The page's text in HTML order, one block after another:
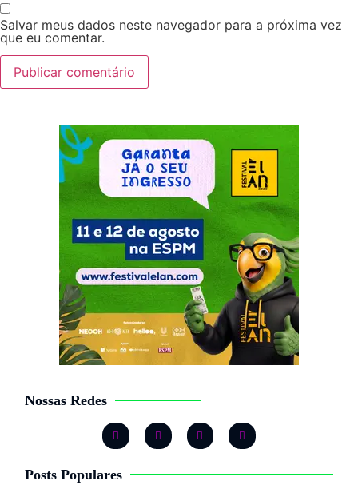
Salvar meus dados neste navegador para a próxima vez
que eu comentar.
Nossas Redes
Posts Populares